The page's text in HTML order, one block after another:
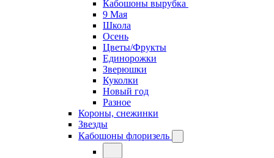
Кабошоны вырубка
9 Мая
Школа
Осень
Цветы/Фрукты
Единорожки
Зверюшки
Куколки
Новый год
Разное
Короны, снежинки
Звезды
Кабошоны флоризель